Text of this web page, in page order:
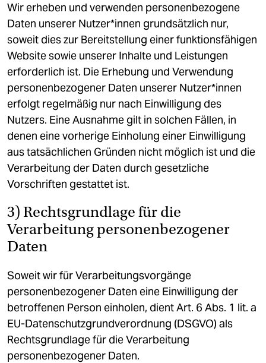
Wir erheben und verwenden personenbezogene
Daten unserer Nutzer*innen grundsätzlich nur,
soweit dies zur Bereitstellung einer funktionsfähigen
Website sowie unserer Inhalte und Leistungen
erforderlich ist. Die Erhebung und Verwendung
personenbezogener Daten unserer Nutzer*innen
erfolgt regelmäßig nur nach Einwilligung des
Nutzers. Eine Ausnahme gilt in solchen Fällen, in
denen eine vorherige Einholung einer Einwilligung
aus tatsächlichen Gründen nicht möglich ist und die
Verarbeitung der Daten durch gesetzliche
Vorschriften gestattet ist.
3) Rechtsgrundlage für die
Verarbeitung personenbezogener
Daten
Soweit wir für Verarbeitungsvorgänge
personenbezogener Daten eine Einwilligung der
betroffenen Person einholen, dient Art. 6 Abs. 1 lit. a
EU-Datenschutzgrundverordnung (DSGVO) als
Rechtsgrundlage für die Verarbeitung
personenbezogener Daten.